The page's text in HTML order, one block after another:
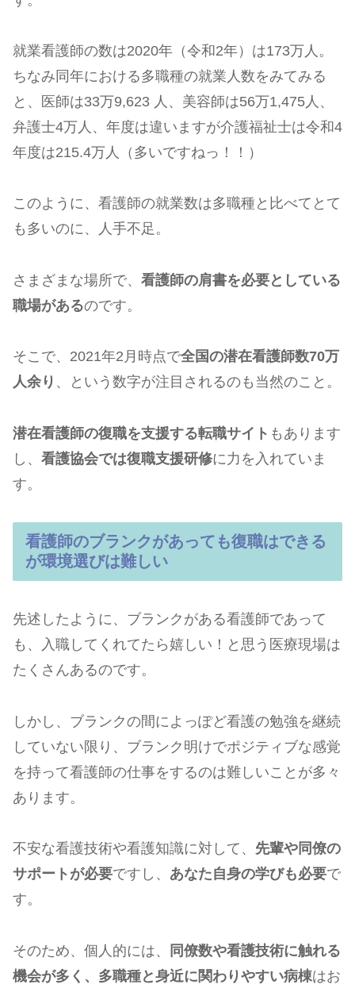
就業看護師の数は2020年（令和2年）は173万人。
ちなみ同年における多職種の就業人数をみてみる
と、医師は33万9,623 人、美容師は56万1,475人、
弁護士4万人、年度は違いますが介護福祉士は令和4
年度は215.4万人（多いですねっ！！）
このように、看護師の就業数は多職種と比べてとて
も多いのに、人手不足。
さまざまな場所で、 看護師の肩書を必要としている
職場があるのです。
そこで、2021年2月時点で全国の潜在看護師数70万
人余り 、という数字が注目されるのも当然のこと。
潜在看護師の復職を支援する転職サイト もあります
し、 看護協会では復職支援研修に力を入れていま
す。
看護師のブランクがあっても復職はできる
が環境選びは難しい
先述したように、ブランクがある看護師であって
も、入職してくれてたら嬉しい！と思う医療現場は
たくさんあるのです。
しかし、ブランクの間によっぽど看護の勉強を継続
していない限り、ブランク明けでポジティブな感覚
を持って看護師の仕事をするのは難しいことが多々
あります。
不安な看護技術や看護知識に対して、 先輩や同僚の
サポートが必要ですし、 あなた自身の学びも必要で
す。
そのため、個人的には、
同僚数や看護技術に触れる
機会が多く、多職種と身近に関わりやすい病棟はお